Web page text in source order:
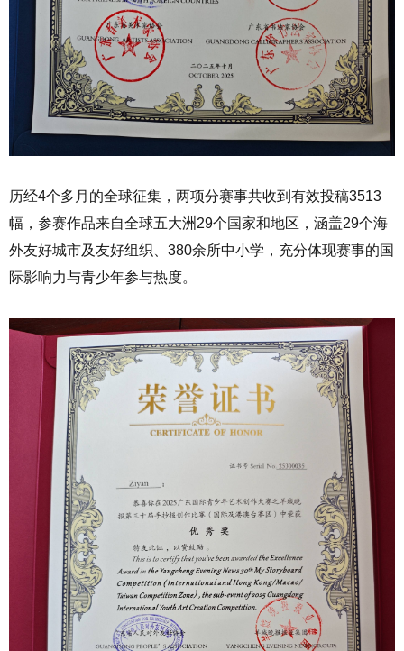
历经4个多月的全球征集，两项分赛事共收到有效投稿3513
幅，参赛作品来自全球五大洲29个国家和地区，涵盖29个海
外友好城市及友好组织、380余所中小学，充分体现赛事的国
际影响力与青少年参与热度。